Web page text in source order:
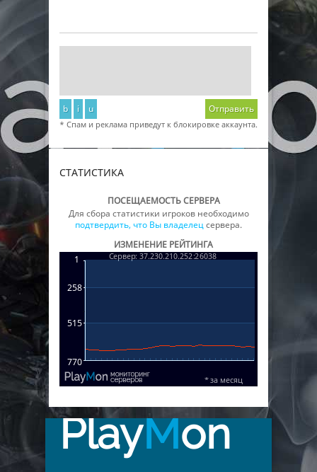
b i u Отправить
* Спам и реклама приведут к блокировке аккаунта.
СТАТИСТИКА
ПОСЕЩАЕМОСТЬ СЕРВЕРА
Для сбора статистики игроков необходимо
подтвердить, что Вы владелецсервера.
ИЗМЕНЕНИЕ РЕЙТИНГА
PlayMon